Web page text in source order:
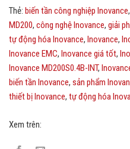
Thẻ: biến tần công nghiệp Inovance,
MD200, công nghệ Inovance, giải
tự động hóa Inovance, Inovance,
Inovance EMC, Inovance giá tốt,
Inovance MD200S0.4B-INT,
biến tần Inovance, sản phẩm
thiết bị Inovance, tự động hóa
Xem trên: